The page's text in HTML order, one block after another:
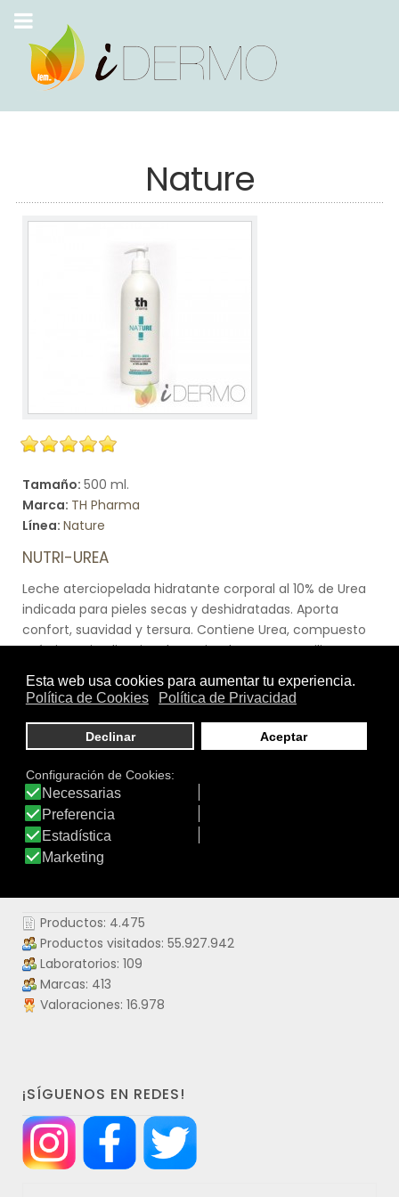
Nature
Tamaño: 500 ml.
Marca: TH Pharma
Línea: Nature
NUTRI-UREA
Leche aterciopelada hidratante corporal al 10% de Urea
indicada para pieles secas y deshidratadas. Aporta
confort, suavidad y tersura. Contiene Urea, compuesto
químico cristalino, incoloro e inodoro que se utiliza
como activo en formulaciones destinadas para
problemas en los que la sequedad cutánea constituye
Presenta actividad bacteriana y tiende a favorecer la
penetración de los activos.
Ver producto
Productos: 4.475
Productos visitados: 55.927.942
Laboratorios: 109
Marcas: 413
Valoraciones: 16.978
¡SÍGUENOS EN REDES!